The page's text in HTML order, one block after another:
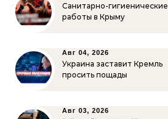
Санитарно-гигиенические
работы в Крыму
Авг 04, 2026
Украина заставит Кремль
просить пощады
Авг 03, 2026